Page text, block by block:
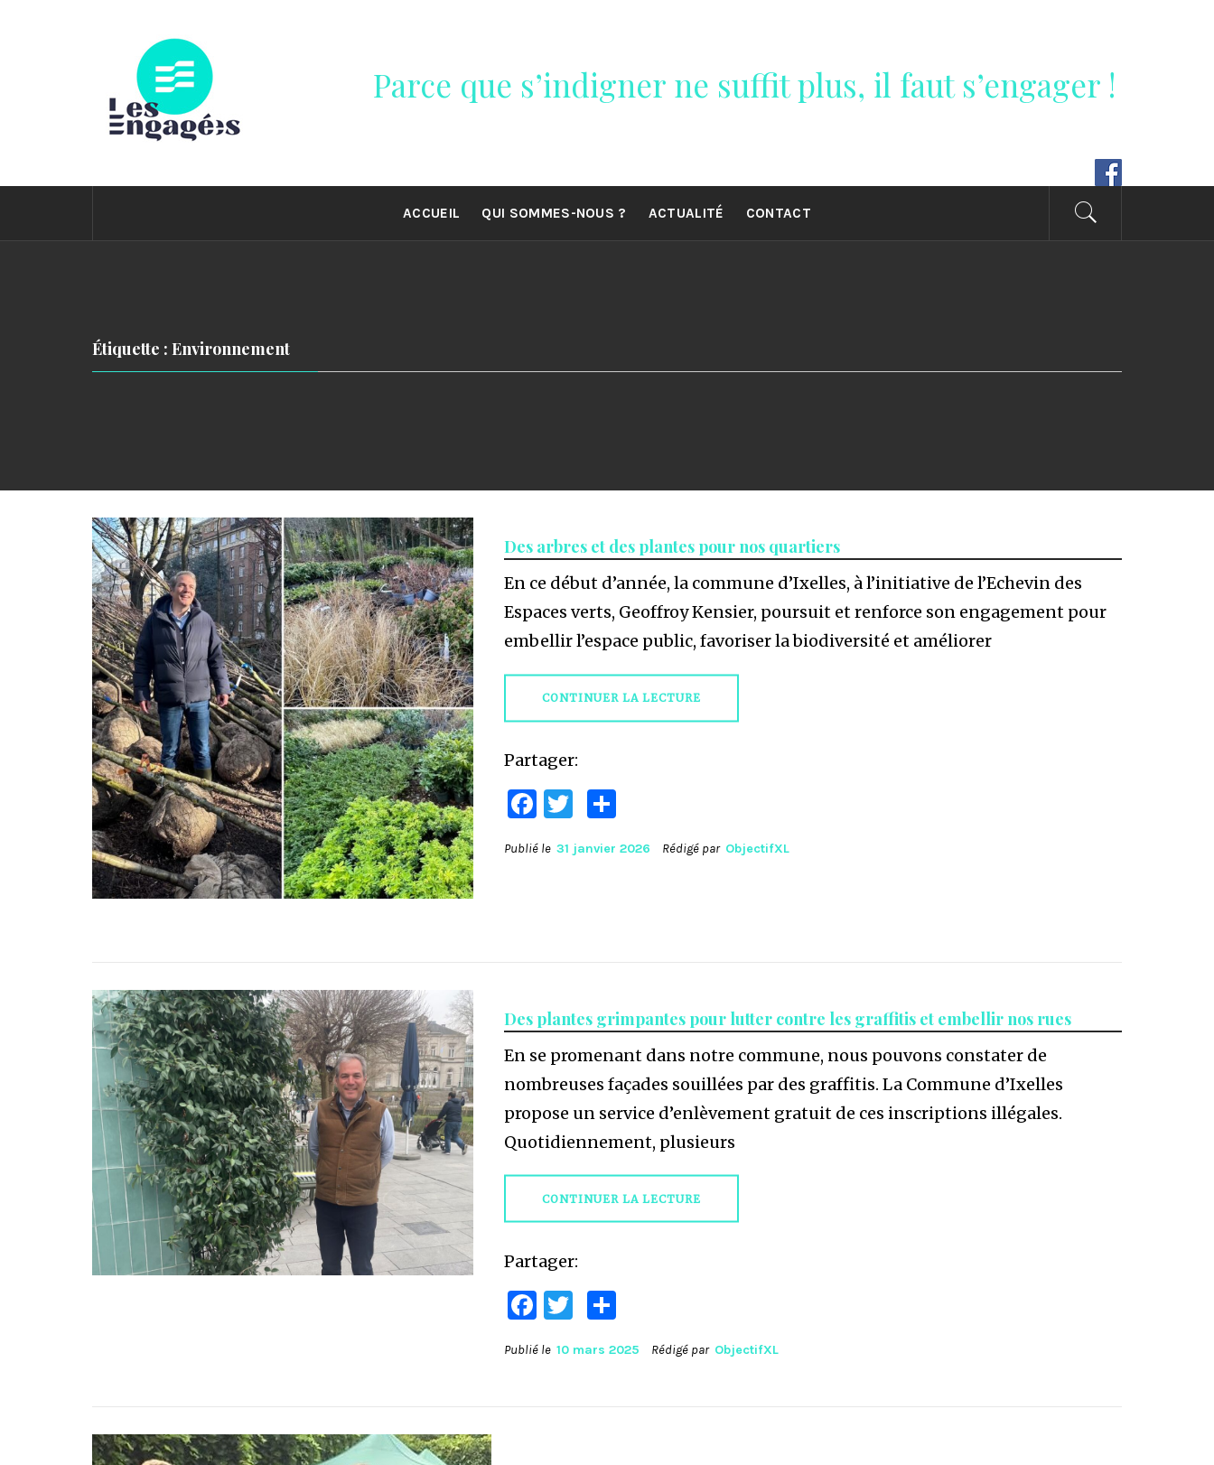
Parce que s’indigner ne suffit plus, il faut s’engager !
ACCUEIL QUI SOMMES-NOUS ? ACTUALITÉ CONTACT
Étiquette : Environnement
Des arbres et des plantes pour nos quartiers
En ce début d’année, la commune d’Ixelles, à l’initiative de l’Echevin des
Espaces verts, Geoffroy Kensier, poursuit et renforce son engagement pour
embellir l’espace public, favoriser la biodiversité et améliorer
CONTINUER LA LECTURE
Partager:
Facebook
TwitterPartager
Publié le 31 janvier 2026 Rédigé par ObjectifXL
Des plantes grimpantes pour lutter contre les graffitis et embellir nos rues
En se promenant dans notre commune, nous pouvons constater de
nombreuses façades souillées par des graffitis. La Commune d’Ixelles
propose un service d’enlèvement gratuit de ces inscriptions illégales.
Quotidiennement, plusieurs
CONTINUER LA LECTURE
Partager:
Facebook
TwitterPartager
Publié le 10 mars 2025 Rédigé par ObjectifXL